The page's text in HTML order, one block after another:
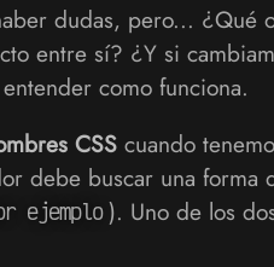
dudas, pero... ¿Qué
entre sí? ¿Y si
como funciona.
CSS cuando
debe buscar una
ejemplo ). Uno de los